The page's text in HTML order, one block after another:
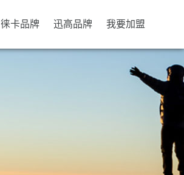
徕卡品牌 迅高品牌 我要加盟